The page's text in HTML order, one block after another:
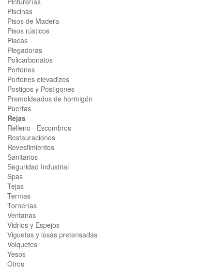
Piscinas
Pisos de Madera
Pisos rústicos
Placas
Plegadoras
Policarbonatos
Portones
Portones elevadizos
Postigos y Postigones
Premoldeados de hormigón
Puertas
Rejas
Relleno - Escombros
Restauraciones
Revestimientos
Sanitarios
Seguridad Industrial
Spas
Tejas
Termas
Tornerías
Ventanas
Vidrios y Espejos
Viguetas y losas pretensadas
Volquetes
Yesos
Otros